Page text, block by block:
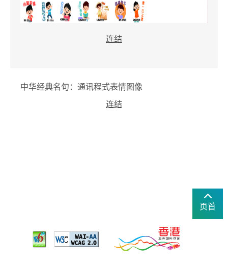
连结
中华经典名句：通讯程式表情图像
连结
页首